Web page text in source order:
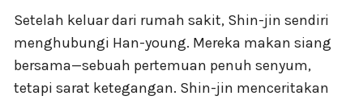
Setelah keluar dari rumah sakit, Shin-jin sendiri
menghubungi Han-young. Mereka makan siang
bersama—sebuah pertemuan penuh senyum,
tetapi sarat ketegangan. Shin-jin menceritakan